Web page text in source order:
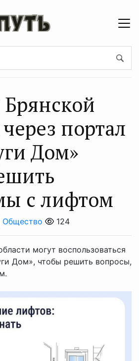
портал
Дом»
с лифтом
Общество 124
могут воспользоваться
Дом», чтобы решить вопросы,